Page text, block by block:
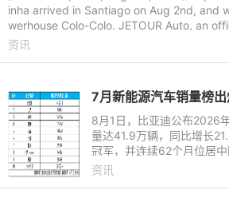
inha arrived in Santiago on Aug 2nd, and
werhouse Colo-Colo. JETOUR Auto, an
olo, arrange
资讯
8月1日，比亚迪公布2026
量达41.9万辆，同比增长
冠军，并连续62个月位居
首位。这份强劲表现延续至
资讯